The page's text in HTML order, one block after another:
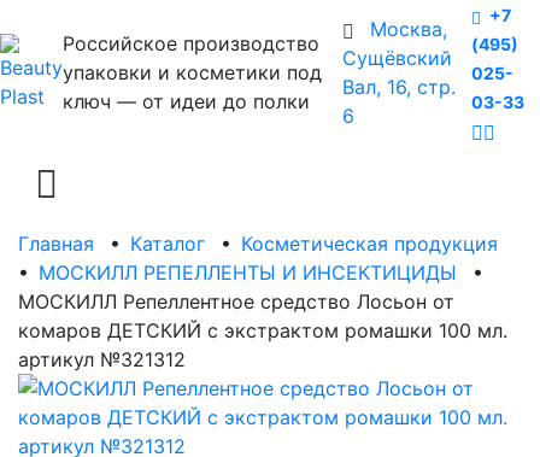
Российское производство
упаковки и косметики под
ключ — от идеи до полки
Москва,
Сущёвский
Вал, 16, стр.
6
+7
(495)
025-
03-33
Главная • Каталог • Косметическая продукция
• МОСКИЛЛ РЕПЕЛЛЕНТЫ И ИНСЕКТИЦИДЫ •
МОСКИЛЛ Репеллентное средство Лосьон от
комаров ДЕТСКИЙ с экстрактом ромашки 100 мл.
артикул №321312